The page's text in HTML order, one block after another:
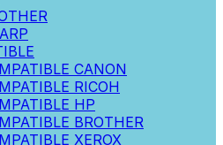
CANON
RICOH
HP
BROTHER
XEROX